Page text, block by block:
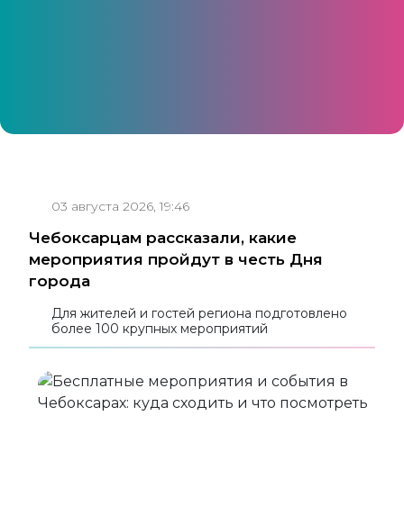
03 августа 2026, 19:46
Чебоксарцам рассказали, какие
мероприятия пройдут в честь Дня
города
Для жителей и гостей региона подготовлено
более 100 крупных мероприятий